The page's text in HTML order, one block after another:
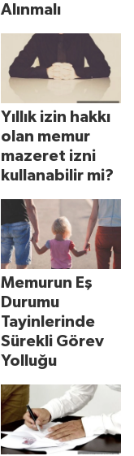
Alınmalı
Yıllık izin hakkı
olan memur
mazeret izni
kullanabilir mi?
Memurun Eş
Durumu
Tayinlerinde
Sürekli Görev
Yolluğu